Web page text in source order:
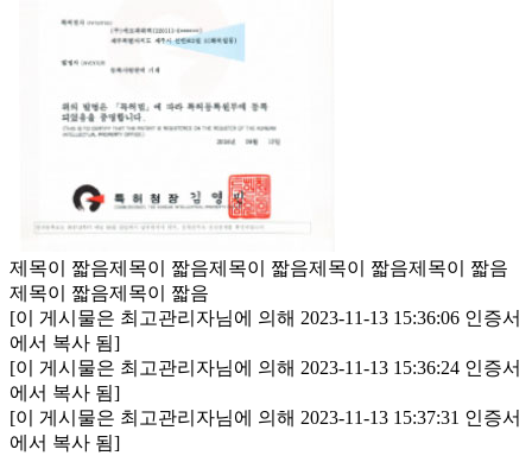
제목이 짧음제목이 짧음제목이 짧음제목이 짧음제목이 짧음
제목이 짧음제목이 짧음
[이 게시물은 최고관리자님에 의해 2023-11-13 15:36:06 인증서
에서 복사 됨]
[이 게시물은 최고관리자님에 의해 2023-11-13 15:36:24 인증서
에서 복사 됨]
[이 게시물은 최고관리자님에 의해 2023-11-13 15:37:31 인증서
에서 복사 됨]